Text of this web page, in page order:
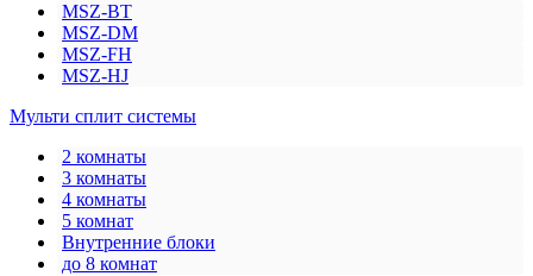
MSZ-BT
MSZ-DM
MSZ-FH
MSZ-HJ
Мульти сплит системы
2 комнаты
3 комнаты
4 комнаты
5 комнат
Внутренние блоки
до 8 комнат